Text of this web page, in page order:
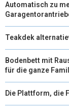
Automatisch zu
Teakdek
Bodenbett mit
für die ganze
Die Plattform, die